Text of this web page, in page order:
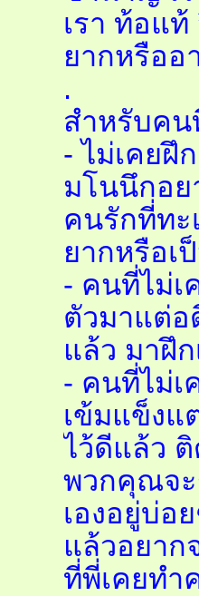
เรา ท้อแ
ยากหรืออ
.
สำหรับคน
- ไม่เคยฝึ
มโนนึกอย
คนรักที่ทะ
ยากหรือเ
- คนที่ไม่เ
ตัวมาแต่อ
แล้ว มาฝึ
- คนที่ไม่เ
เข้มแข็งแ
ไว้ดีแล้ว
พวกคุณจะ
เองอยู่บ่อ
แล้วอยาก
ที่พี่เคยทำ